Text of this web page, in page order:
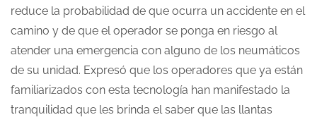
reduce la probabilidad de que ocurra un accidente en el
camino y de que el operador se ponga en riesgo al
atender una emergencia con alguno de los neumáticos
de su unidad. Expresó que los operadores que ya están
familiarizados con esta tecnología han manifestado la
tranquilidad que les brinda el saber que las llantas